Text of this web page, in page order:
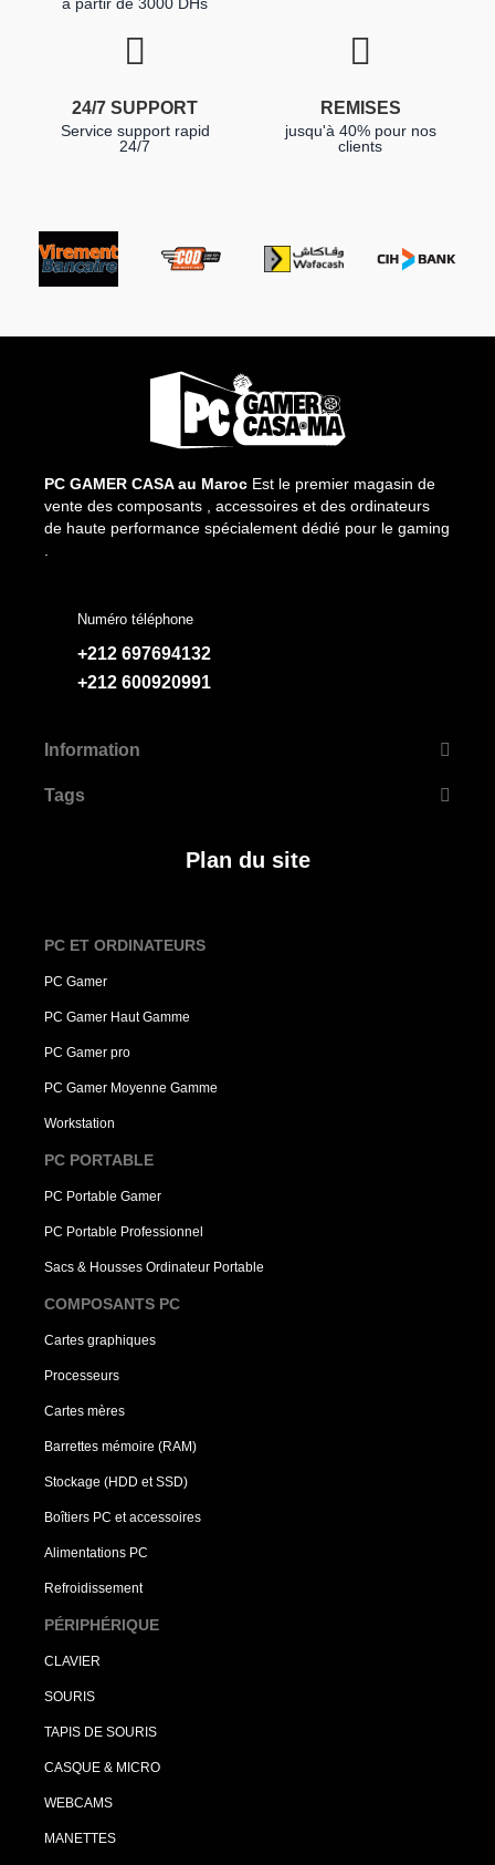
24/7 SUPPORT
Service support rapid
24/7
REMISES
jusqu'à 40% pour nos
clients
PC GAMER CASA au Maroc Est le premier magasin de
vente des composants , accessoires et des ordinateurs
de haute performance spécialement dédié pour le gaming
Numéro téléphone
+212 697694132
+212 600920991
Information
Tags
Plan du site
PC ET ORDINATEURS
PC Gamer
PC Gamer Haut Gamme
PC Gamer pro
PC Gamer Moyenne Gamme
Workstation
PC PORTABLE
PC Portable Gamer
PC Portable Professionnel
Sacs & Housses Ordinateur Portable
COMPOSANTS PC
Cartes graphiques
Processeurs
Cartes mères
Barrettes mémoire (RAM)
Stockage (HDD et SSD)
Boîtiers PC et accessoires
Alimentations PC
Refroidissement
PÉRIPHÉRIQUE
CLAVIER
SOURIS
TAPIS DE SOURIS
CASQUE & MICRO
WEBCAMS
MANETTES